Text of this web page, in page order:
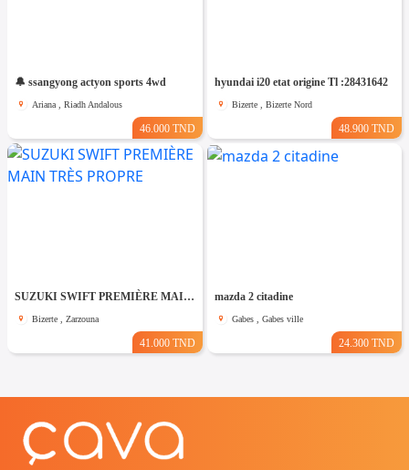
🔔 ssangyong actyon sports 4wd
Ariana , Riadh Andalous
46.000 TND
hyundai i20 etat origine Tl :28431642
Bizerte , Bizerte Nord
48.900 TND
SUZUKI SWIFT PREMIÈRE MAIN TRÈS PROPRE
Bizerte , Zarzouna
41.000 TND
mazda 2 citadine
Gabes , Gabes ville
24.300 TND